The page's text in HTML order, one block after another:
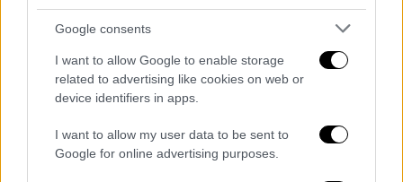
Google consents
I want to allow Google to enable storage
related to advertising like cookies on web or
device identifiers in apps.
I want to allow my user data to be sent to
Google for online advertising purposes.
Κόσμος|24.03.2026 20:40
Ο Τραμπ λέει πως το Ιράν δέχθηκε να
μην έχει ποτέ πυρηνικά και θέλει
συμφωνία - «Μας έκαναν και ένα
τεράστιο δώρο»